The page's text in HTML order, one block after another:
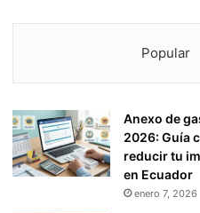
Popular
Anexo de
2026: Guía
reducir tu
en Ecuador
enero 7, 2026